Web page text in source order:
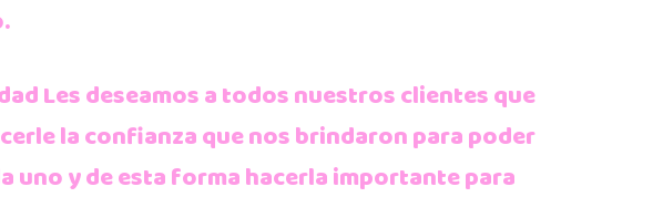
Les deseamos a todos nuestros clientes que
la confianza que nos brindaron para poder
uno y de esta forma hacerla importante para